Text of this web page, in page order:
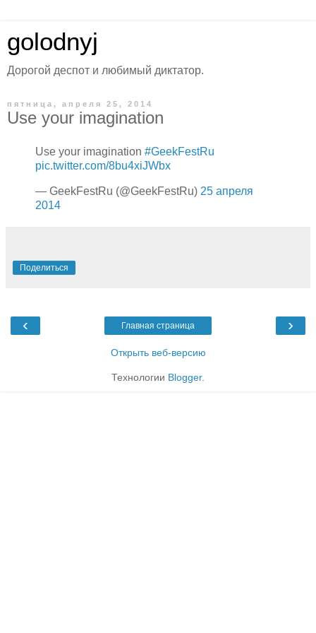
golodnyj
Дорогой деспот и любимый диктатор.
пятница, апреля 25, 2014
Use your imagination
Use your imagination #GeekFestRu
pic.twitter.com/8bu4xiJWbx
— GeekFestRu (@GeekFestRu) 25 апреля
2014
Поделиться
‹ ›
Главная страница
Открыть веб-версию
Технологии Blogger.